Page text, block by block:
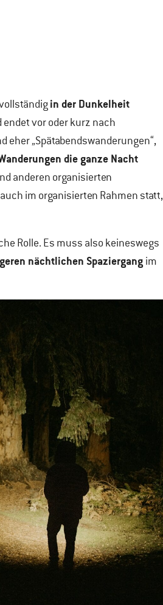
in der Dunkelheit
endet vor oder kurz nach
„Spätabendswanderungen“,
die ganze Nacht
anderen organisierten
im organisierten Rahmen statt,
Rolle. Es muss also keineswegs
nächtlichen Spaziergang im